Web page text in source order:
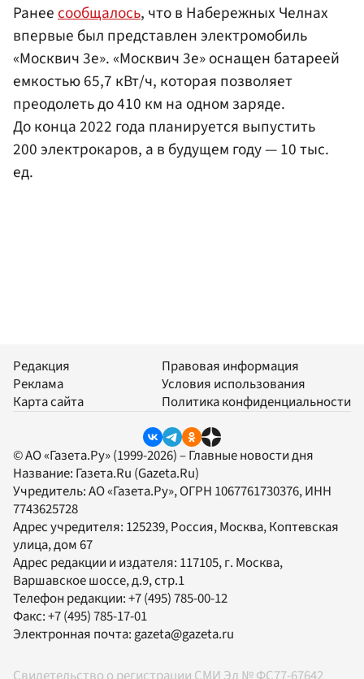
Ранеесообщалось, что в Набережных Челнах
впервые был представлен электромобиль
«Москвич 3е». «Москвич 3е» оснащен батареей
емкостью 65,7 кВт/ч, которая позволяет
преодолеть до 410 км на одном заряде.
До конца 2022 года планируется выпустить
200 электрокаров, а в будущем году — 10 тыс.
ед.
Редакция
Реклама
Карта сайта
Правовая информация
Условия использования
Политика конфиденциальности
© АО «Газета.Ру» (1999-2026) – Главные новости дня
Название: Газета.Ru (Gazeta.Ru)
Учредитель:АО «Газета.Ру», ОГРН 1067761730376, ИНН
7743625728
Адрес учредителя: 125239, Россия, Москва, Коптевская
улица, дом 67
Адрес редакции и издателя: 117105, г. Москва,
Варшавское шоссе, д.9, стр.1
Телефон редакции:+7 (495) 785-00-12
Факс:+7 (495) 785-17-01
Электронная почта:gazeta@gazeta.ru